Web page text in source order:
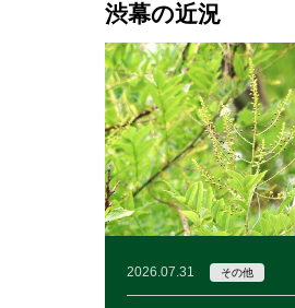
渋幕の近況
READ MORE
2026.07.31 その他